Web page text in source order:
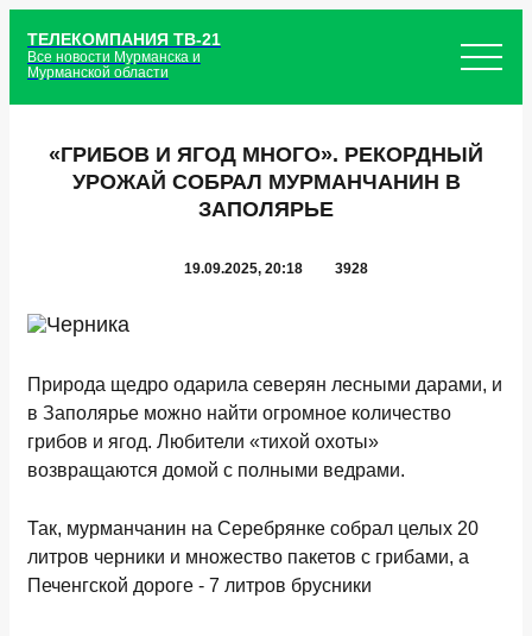
ТЕЛЕКОМПАНИЯ ТВ-21
Все новости Мурманска и
Мурманской области
«ГРИБОВ И ЯГОД МНОГО». РЕКОРДНЫЙ
УРОЖАЙ СОБРАЛ МУРМАНЧАНИН В
ЗАПОЛЯРЬЕ
19.09.2025, 20:18 3928
Природа щедро одарила северян лесными дарами, и
в Заполярье можно найти огромное количество
грибов и ягод. Любители «тихой охоты»
возвращаются домой с полными ведрами.
Так, мурманчанин на Серебрянке собрал целых 20
литров черники и множество пакетов с грибами, а
Печенгской дороге - 7 литров брусники